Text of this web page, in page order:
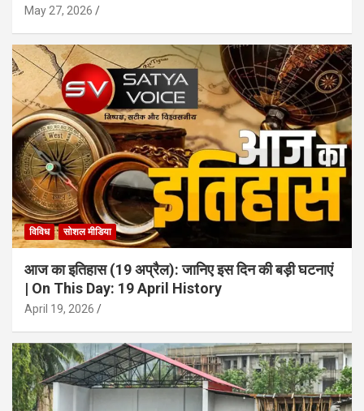
May 27, 2026
विविध सोशल मीडिया
आज का इतिहास (19 अप्रैल): जानिए इस दिन की बड़ी घटनाएं
| On This Day: 19 April History
April 19, 2026